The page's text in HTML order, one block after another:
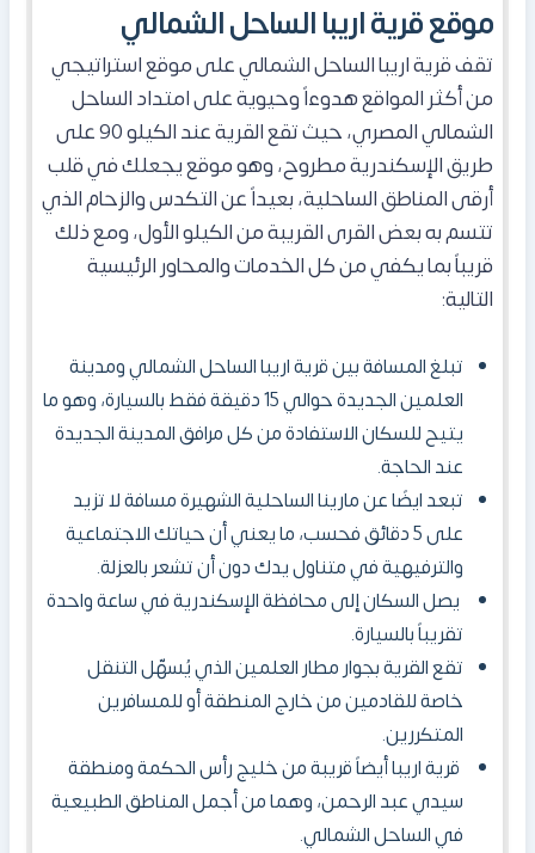
موقع قرية اريبا الساحل الشمالي
تقف قرية اريبا الساحل الشمالي على موقع استراتيجي
من أكثر المواقع هدوءاً وحيوية على امتداد الساحل
الشمالي المصري، حيث تقع القرية عند الكيلو 90 على
طريق الإسكندرية مطروح، وهو موقع يجعلك في قلب
أرقى المناطق الساحلية، بعيداً عن التكدس والزحام الذي
تتسم به بعض القرى القريبة من الكيلو الأول، ومع ذلك
قريباً بما يكفي من كل الخدمات والمحاور الرئيسية
التالية:
تبلغ المسافة بين قرية اريبا الساحل الشمالي ومدينة
العلمين الجديدة حوالي 15 دقيقة فقط بالسيارة، وهو ما
يتيح للسكان الاستفادة من كل مرافق المدينة الجديدة
عند الحاجة.
تبعد ايضًا عن مارينا الساحلية الشهيرة مسافة لا تزيد
على 5 دقائق فحسب، ما يعني أن حياتك الاجتماعية
والترفيهية في متناول يدك دون أن تشعر بالعزلة.
يصل السكان إلى محافظة الإسكندرية في ساعة واحدة
تقريباً بالسيارة.
تقع القرية بجوار مطار العلمين الذي يُسهّل التنقل
خاصة للقادمين من خارج المنطقة أو للمسافرين
المتكررين.
قرية اريبا أيضاً قريبة من خليج رأس الحكمة ومنطقة
سيدي عبد الرحمن، وهما من أجمل المناطق الطبيعية
في الساحل الشمالي.